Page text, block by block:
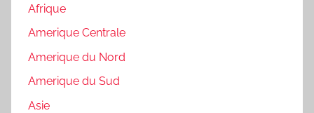
Afrique
Amerique Centrale
Amerique du Nord
Amerique du Sud
Asie